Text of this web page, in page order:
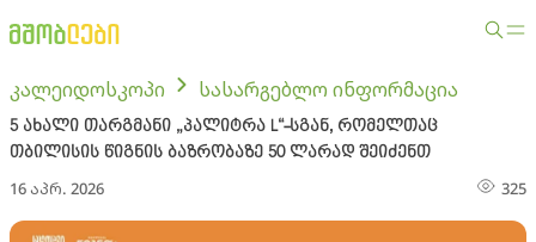
კალეიდოსკოპი სასარგებლო ინფორმაცია
5 ახალი თარგმანი „პალიტრა L“-სგან, რომელთაც
თბილისის წიგნის ბაზრობაზე 50 ლარად შეიძენთ
16 აპრ. 2026 325